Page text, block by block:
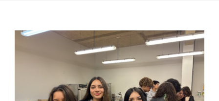
Formación Continua
Académicos